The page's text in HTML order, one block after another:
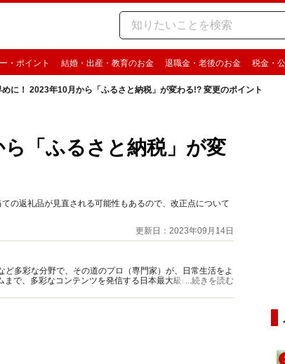
・ポイント 結婚・出産・教育のお金 退職金・老後のお金 税金・
に！ 2023年10月から「ふるさと納税」が変わる!? 変更のポイント
「ふるさと納税」が変
の返礼品が見直される可能性もあるので、改正点について
更新日：2023年09月14日
ど多彩な分野で、その道のプロ（専門家）が、日常生活をよ
で、多彩なコンテンツを発信する日本最大級の総合情報サ
...続きを読む